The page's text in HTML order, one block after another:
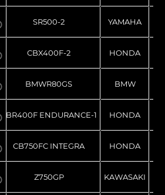
SR500-2 YAMAHA
CBX400F-2 HONDA
BMWR80GS BMW
CBR400F ENDURANCE-1 HONDA
CB750FC INTEGRA HONDA
Z750GP KAWASAKI